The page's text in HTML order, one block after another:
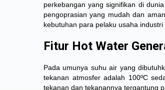
perkebangan yang signifikan di
pengoprasian yang mudah dan
kebutuhan para pelaku usaha
Fitur Hot Water
Pada umunya suhu air yang
tekanan atmosfer adalah 100ºC
tekanan dan tekanannya tergantung